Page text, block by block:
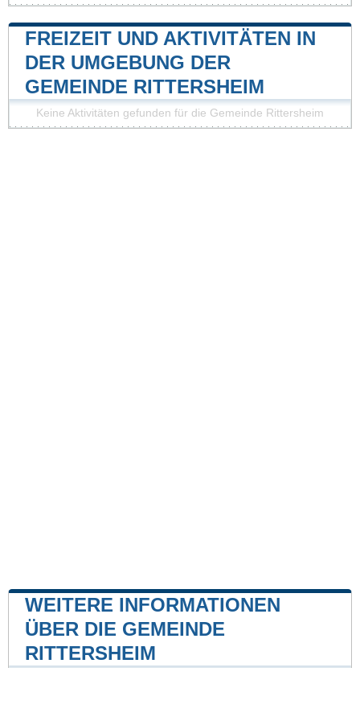
FREIZEIT UND AKTIVITÄTEN IN
DER UMGEBUNG DER
GEMEINDE RITTERSHEIM
Keine Aktivitäten gefunden für die Gemeinde Rittersheim
WEITERE INFORMATIONEN
ÜBER DIE GEMEINDE
RITTERSHEIM